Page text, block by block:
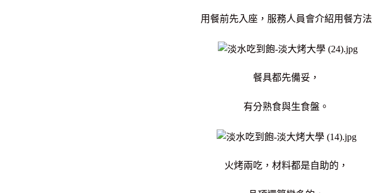
用餐前先入座，服務人員會介紹用餐方法
餐具都先備妥，
有分熟食與生食盤。
火烤兩吃，材料都是自助的，